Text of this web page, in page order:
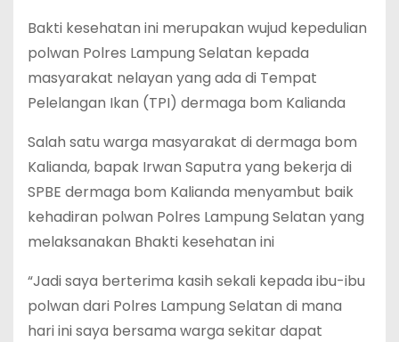
Bakti kesehatan ini merupakan wujud kepedulian
polwan Polres Lampung Selatan kepada
masyarakat nelayan yang ada di Tempat
Pelelangan Ikan (TPI) dermaga bom Kalianda
Salah satu warga masyarakat di dermaga bom
Kalianda, bapak Irwan Saputra yang bekerja di
SPBE dermaga bom Kalianda menyambut baik
kehadiran polwan Polres Lampung Selatan yang
melaksanakan Bhakti kesehatan ini
“Jadi saya berterima kasih sekali kepada ibu-ibu
polwan dari Polres Lampung Selatan di mana
hari ini saya bersama warga sekitar dapat